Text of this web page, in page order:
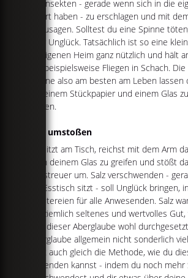
die Insekten - gerade wenn sich in die
verirrt haben - zu erschlagen und mit
aufzusagen. Solltest du eine Spinne
aber Unglück. Tatsächlich ist so eine
im eigenen Heim ganz nützlich und hält
wie beispielsweise Fliegen in Schach.
Spinne also am besten am Leben
mit einem Stückpapier und einem Glas
setzen.
Salz umstoßen
Du sitzt am Tisch, reichst mit dem Arm
nach deinem Glas zu greifen und stößt
Salzstreuer um. Salz verschwenden -
am Esstisch sitzt - soll Unglück bringen,
Streitereien für alle Anwesenden. Salz
ein ziemlich seltenes und wertvolles
sich dieser Aberglaube wohl
Aberglaube allgemein nicht sonderlich
zeigt auch gleich die Methode, wie du
abwenden kannst - indem du noch mehr